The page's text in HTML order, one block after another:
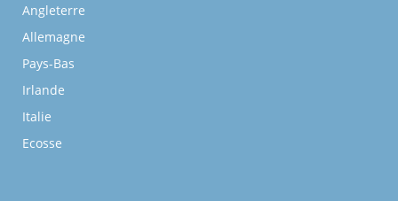
Angleterre
Allemagne
Pays-Bas
Irlande
Italie
Ecosse